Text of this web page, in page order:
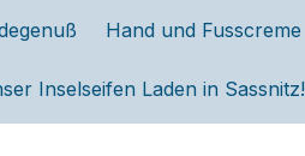
Hand und Fusscreme
Inselseifen Laden in Sassnitz!